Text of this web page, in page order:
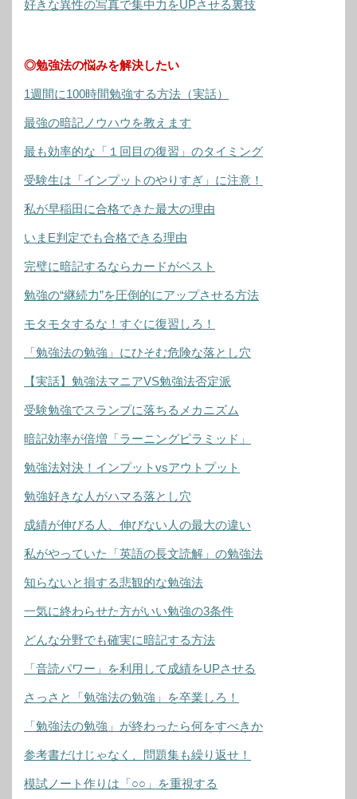
好きな異性の写真で集中力をUPさせる裏技
◎勉強法の悩みを解決したい
1週間に100時間勉強する方法（実話）
最強の暗記ノウハウを教えます
最も効率的な「１回目の復習」のタイミング
受験生は「インプットのやりすぎ」に注意！
私が早稲田に合格できた最大の理由
いまE判定でも合格できる理由
完璧に暗記するならカードがベスト
勉強の“継続力”を圧倒的にアップさせる方法
モタモタするな！すぐに復習しろ！
「勉強法の勉強」にひそむ危険な落とし穴
【実話】勉強法マニアVS勉強法否定派
受験勉強でスランプに落ちるメカニズム
暗記効率が倍増「ラーニングピラミッド」
勉強法対決！インプットvsアウトプット
勉強好きな人がハマる落とし穴
成績が伸びる人、伸びない人の最大の違い
私がやっていた「英語の長文読解」の勉強法
知らないと損する悲観的な勉強法
一気に終わらせた方がいい勉強の3条件
どんな分野でも確実に暗記する方法
「音読パワー」を利用して成績をUPさせる
さっさと「勉強法の勉強」を卒業しろ！
「勉強法の勉強」が終わったら何をすべきか
参考書だけじゃなく、問題集も繰り返せ！
模試ノート作りは「○○」を重視する